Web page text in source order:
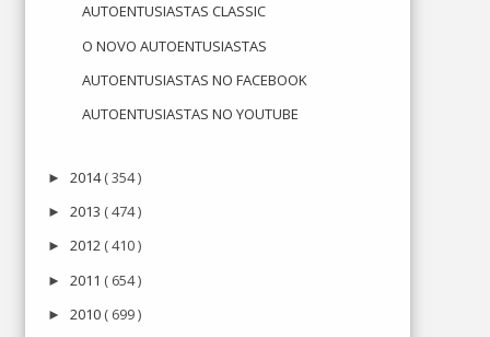
AUTOENTUSIASTAS CLASSIC
O NOVO AUTOENTUSIASTAS
AUTOENTUSIASTAS NO FACEBOOK
AUTOENTUSIASTAS NO YOUTUBE
► 2014( 354 )
► 2013 ( 474 )
► 2012 ( 410 )
► 2011 ( 654 )
► 2010 ( 699 )